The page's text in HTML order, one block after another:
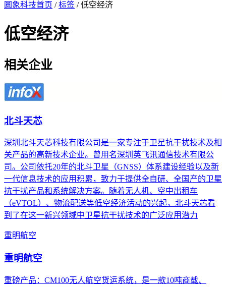
圆象科技首页 /标签 / 低空经济
低空经济
相关企业
北斗天芯
深圳北斗天芯科技有限公司是一家专注于卫星抗干扰技术及相
关产品的高新技术企业。曾用名深圳英飞讯通信技术有限公
司。公司依托20年的北斗卫星（GNSS）体系建设经验以及新
一代信息技术的应用积累，致力于提供全自研、全国产的卫星
抗干扰产品和系统解决方案。随着无人机、空中出租车
（eVTOL）、物流配送等低空经济活动的兴起，北斗天芯看
到了在这一新兴领域中卫星抗干扰技术的广泛应用潜力
重明航空
重明航空
重磅产品：CM100无人航空货运系统，是一款10吨商载、